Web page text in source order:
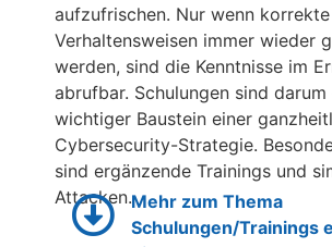
aufzufrischen. Nur wenn korrekte
Verhaltensweisen immer wieder
werden, sind die Kenntnisse im
abrufbar. Schulungen sind darum
wichtiger Baustein einer
Cybersecurity-Strategie.
sind ergänzende Trainings und
Attacken.Mehr zum Thema
Schulungen/Trainings